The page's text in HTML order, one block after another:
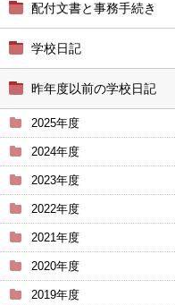
配付文書と事務手続き
学校日記
昨年度以前の学校日記
2025年度
2024年度
2023年度
2022年度
2021年度
2020年度
2019年度